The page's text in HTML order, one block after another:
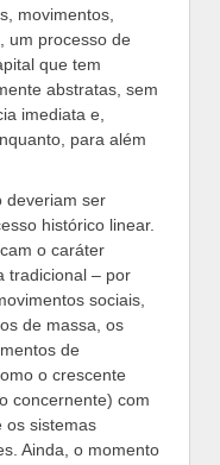
movimentos,
um processo de
que tem
abstratas, sem
imediata e,
para além
deveriam ser
histórico linear.
o caráter
tradicional – por
sociais,
de massa, os
de
o crescente
concernente) com
os sistemas
Ainda, o momento